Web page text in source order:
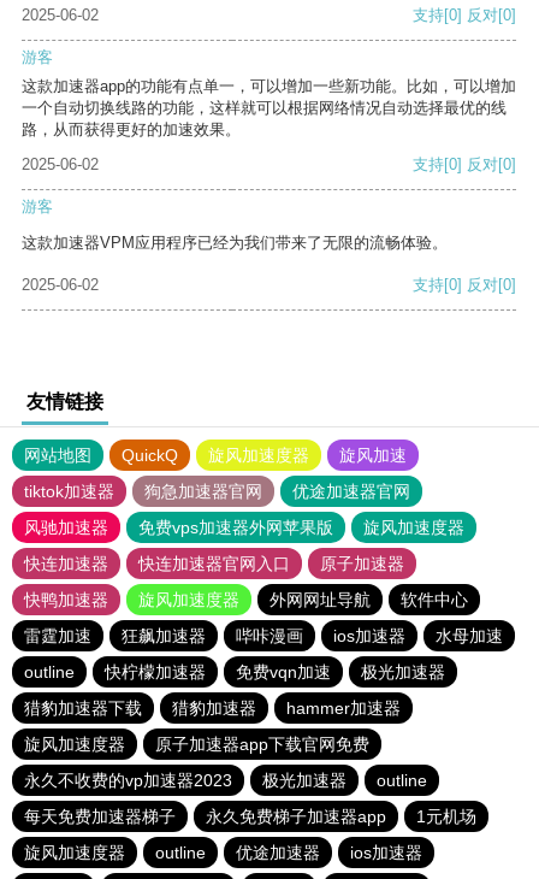
2025-06-02 支持[0] 反对[0]
游客
这款加速器app的功能有点单一，可以增加一些新功能。比如，可以增加
一个自动切换线路的功能，这样就可以根据网络情况自动选择最优的线
路，从而获得更好的加速效果。
2025-06-02
支持[0] 反对[0]
游客
这款加速器VPM应用程序已经为我们带来了无限的流畅体验。
2025-06-02 支持[0] 反对[0]
友情链接
网站地图 QuickQ 旋风加速度器
旋风加速
tiktok加速器
狗急加速器官网
优途加速器官网
风驰加速器
免费vps加速器外网苹果版
旋风加速度器
快连加速器
快连加速器官网入口
原子加速器
快鸭加速器
旋风加速度器 外网网址导航
软件中心
雷霆加速
狂飙加速器 哔咔漫画 ios加速器
水母加速
outline
快柠檬加速器 免费vqn加速
极光加速器
猎豹加速器下载
猎豹加速器
hammer加速器
旋风加速度器
原子加速器app下载官网免费
永久不收费的vp加速器2023
极光加速器
outline
每天免费加速器梯子
永久免费梯子加速器app
1元机场
旋风加速度器
outline 优途加速器 ios加速器